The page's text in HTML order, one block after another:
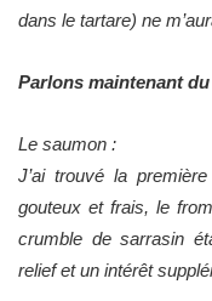
dans le tartare) ne
Parlons maintenant
Le saumon :
J’ai trouvé la
gouteux et frais, le
crumble de sarrasin
relief et un intérêt